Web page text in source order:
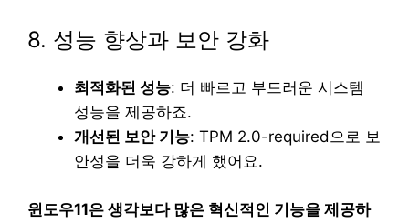
8. 성능 향상과 보안 강화
최적화된 성능: 더 빠르고 부드러운 시스템
성능을 제공하죠.
개선된 보안 기능: TPM 2.0-required으로 보
안성을 더욱 강하게 했어요.
윈도우11은 생각보다 많은 혁신적인 기능을 제공하